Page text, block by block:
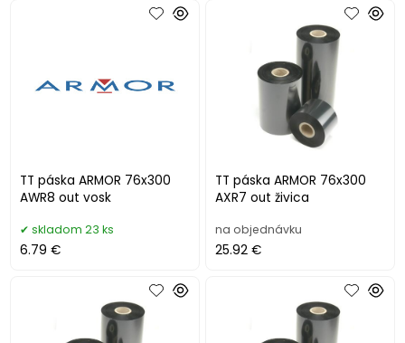
TT páska ARMOR 76x300
AWR8 out vosk
skladom 23 ks
6.79 €
TT páska ARMOR 76x300
AXR7 out živica
na objednávku
25.92 €